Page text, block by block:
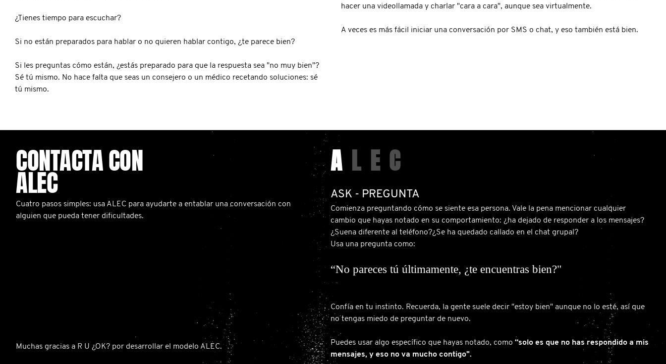
¿Tienes tiempo para escuchar?
Si no están preparados para hablar o no quieren hablar contigo, ¿te parece bien?
Si les preguntas cómo están, ¿estás preparado para que la respuesta sea "no muy bien"?
Sé tú mismo. No hace falta que seas un consejero o un médico recetando soluciones: sé
tú mismo.
hacer una videollamada y charlar "cara a cara", aunque sea virtualmente.
A veces es más fácil iniciar una conversación por SMS o chat, y eso también está bien.
CONTACTA CON
ALEC
Cuatro pasos simples: usa ALEC para ayudarte a entablar una conversación con
alguien que pueda tener dificultades.
Muchas gracias a R U ¿OK? por desarrollar el modelo ALEC.
A L E C
ASK - PREGUNTA
Comienza preguntando cómo se siente esa persona. Vale la pena mencionar cualquier
cambio que hayas notado en su comportamiento: ¿ha dejado de responder a los mensajes?
¿Suena diferente al teléfono?¿Se ha quedado callado en el chat grupal?
Usa una pregunta como:
“No pareces tú últimamente, ¿te encuentras bien?"
Confía en tu instinto. Recuerda, la gente suele decir "estoy bien" aunque no lo esté, así que
no tengas miedo de preguntar de nuevo.
Puedes usar algo específico que hayas notado, como“solo es que no has respondido a mis
mensajes, y eso no va mucho contigo".